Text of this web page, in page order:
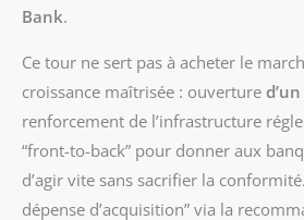
Bank.
Ce tour ne sert pas à acheter le
croissance maîtrisée : ouverture
renforcement de l’infrastructure
“front-to-back” pour donner aux
d’agir vite sans sacrifier la
dépense d’acquisition” via la